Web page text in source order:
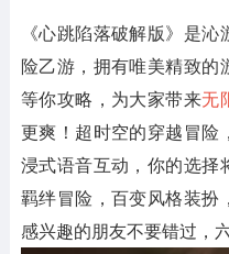
《心跳陷落破解版》 是沁
险乙游，拥有唯美精致的
等你攻略，为大家带来无
更爽！超时空的穿越冒险
浸式语音互动，你的选择
羁绊冒险，百变风格装扮
感兴趣的朋友不要错过，